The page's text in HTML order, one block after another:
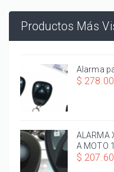
Productos Más
Alarma
$
ALARMA
A MOTO
$